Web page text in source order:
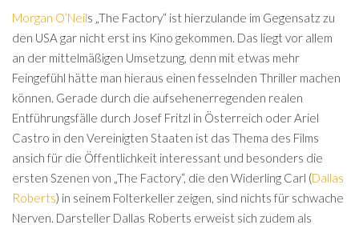
Morgan O’Neils „The Factory“ ist hierzulande im Gegensatz zu
den USA gar nicht erst ins Kino gekommen. Das liegt vor allem
an der mittelmäßigen Umsetzung, denn mit etwas mehr
Feingefühl hätte man hieraus einen fesselnden Thriller machen
können. Gerade durch die aufsehenerregenden realen
Entführungsfälle durch Josef Fritzl in Österreich oder Ariel
Castro in den Vereinigten Staaten ist das Thema des Films
ansich für die Öffentlichkeit interessant und besonders die
ersten Szenen von „The Factory“, die den Widerling Carl (Dallas
Roberts) in seinem Folterkeller zeigen, sind nichts für schwache
Nerven. Darsteller Dallas Roberts erweist sich zudem als